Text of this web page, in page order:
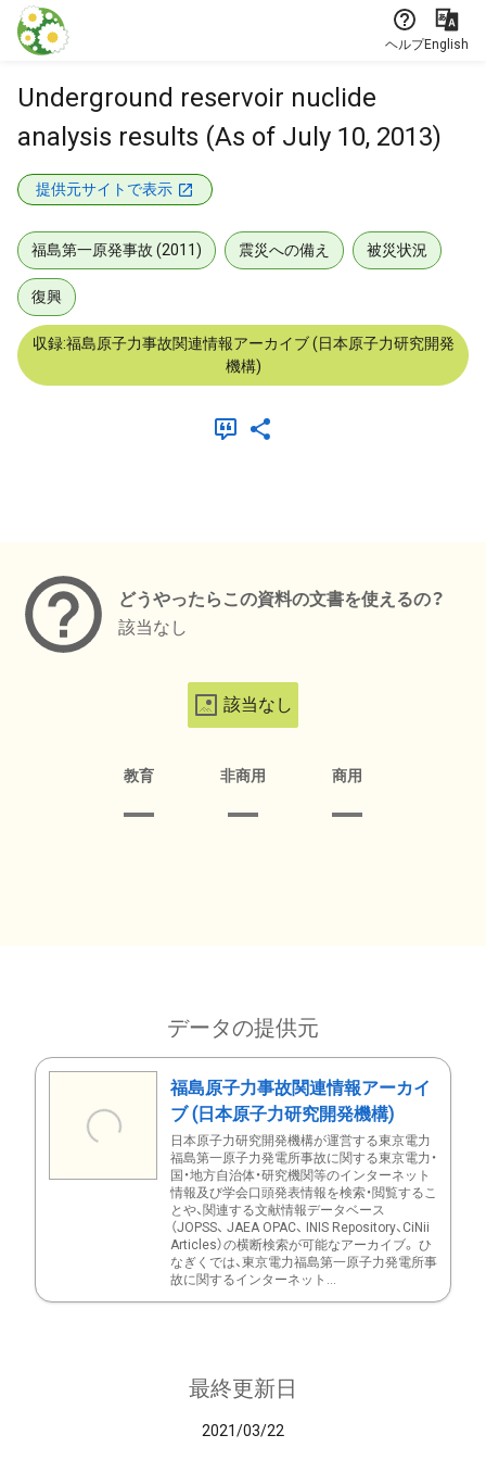
本文に飛ぶ
ヘルプEnglish
Underground reservoir nuclide
analysis results (As of July 10, 2013)
提供元サイトで表示
福島第一原発事故 (2011) 震災への備え 被災状況
復興
収録:福島原子力事故関連情報アーカイブ (日本原子力研究開発
機構)
どうやったらこの資料の文書を使えるの？
該当なし
該当なし
教育 非商用 商用
データの提供元
福島原子力事故関連情報アーカイ
ブ (日本原子力研究開発機構)
日本原子力研究開発機構が運営する東京電力
福島第一原子力発電所事故に関する東京電力・
国・地方自治体・研究機関等のインターネット
情報及び学会口頭発表情報を検索・閲覧するこ
とや、関連する文献情報データベース
（JOPSS、 JAEA OPAC、 INIS Repository、CiNii
Articles）の横断検索が可能なアーカイブ。 ひ
なぎくでは、東京電力福島第一原子力発電所事
故に関するインターネット...
最終更新日
2021/03/22